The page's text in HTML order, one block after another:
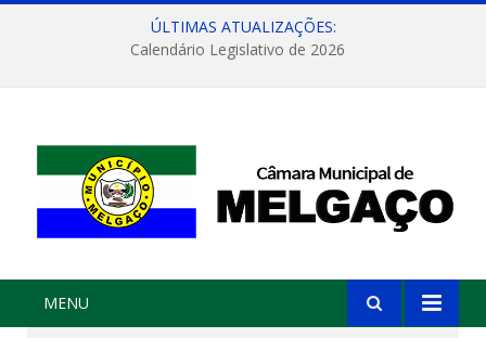
ÚLTIMAS ATUALIZAÇÕES:
Calendário Legislativo de 2026
MENU